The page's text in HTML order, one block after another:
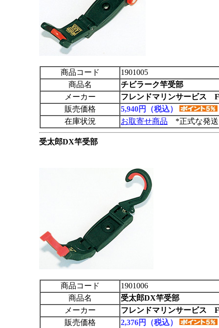
商品コード
1901005
商品名
チビラーク竿受部
メーカー
フレンドマリンサービス
販売価格
5,940円（税込）
在庫状況
お取寄せ商品 *正式な発送
受太郎DX竿受部
商品コード
1901006
商品名
受太郎DX竿受部
メーカー
フレンドマリンサービス
販売価格
2,376円（税込）